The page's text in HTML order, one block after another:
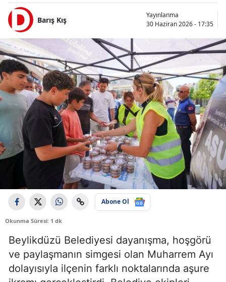
Barış Kış
Yayınlanma
30 Haziran 2026 - 17:35
Abone Ol
Okunma Süresi: 1 dk
Beylikdüzü Belediyesi dayanışma, hoşgörü
ve paylaşmanın simgesi olan Muharrem Ayı
dolayısıyla ilçenin farklı noktalarında aşure